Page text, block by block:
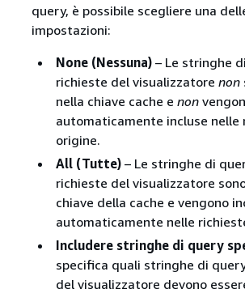
query, è possibile scegliere una
impostazioni:
None (Nessuna)– Le stringhe
richieste del visualizzatore non
nella chiave cache e non
automaticamente incluse nelle
origine.
All (Tutte)– Le stringhe di
richieste del visualizzatore
chiave della cache e vengono
automaticamente nelle
Includere stringhe di query
specifica quali stringhe di
del visualizzatore devono